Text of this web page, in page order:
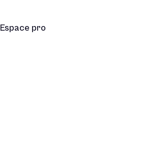
Espace pro